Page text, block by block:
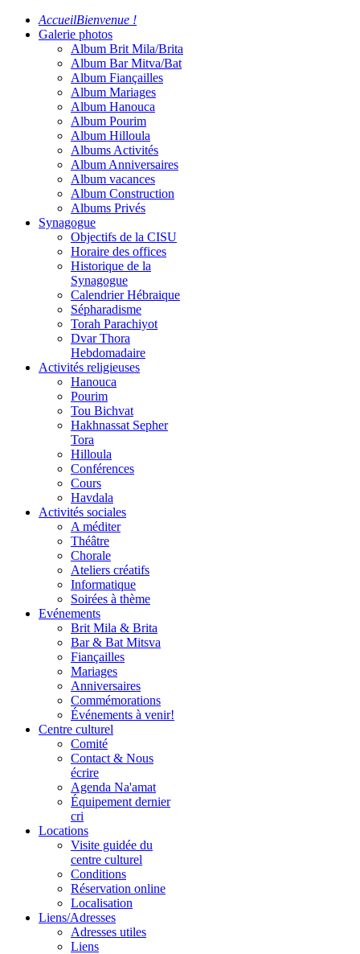
AccueilBienvenue !
Galerie photos
Album Brit Mila/Brita
Album Bar Mitva/Bat
Album Fiançailles
Album Mariages
Album Hanouca
Album Pourim
Album Hilloula
Albums Activités
Album Anniversaires
Album vacances
Album Construction
Albums Privés
Synagogue
Objectifs de la CISU
Horaire des offices
Historique de la
Synagogue
Calendrier Hébraique
Sépharadisme
Torah Parachiyot
Dvar Thora
Hebdomadaire
Activités religieuses
Hanouca
Pourim
Tou Bichvat
Hakhnassat Sepher
Tora
Hilloula
Conférences
Cours
Havdala
Activités sociales
A méditer
Théâtre
Chorale
Ateliers créatifs
Informatique
Soirées à thème
Evénements
Brit Mila & Brita
Bar & Bat Mitsva
Fiançailles
Mariages
Anniversaires
Commémorations
Événements à venir!
Centre culturel
Comité
Contact & Nous
écrire
Agenda Na'amat
Équipement dernier
cri
Locations
Visite guidée du
centre culturel
Conditions
Réservation online
Localisation
Liens/Adresses
Adresses utiles
Liens